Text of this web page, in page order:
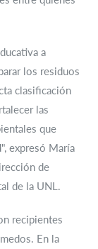
a
los residuos
clasificación
las
que
expresó María
de
de la UNL.
recipientes
En la